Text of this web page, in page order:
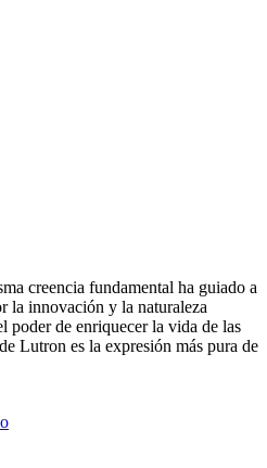
creencia fundamental ha guiado a
la innovación y la naturaleza
poder de enriquecer la vida de las
Lutron es la expresión más pura de